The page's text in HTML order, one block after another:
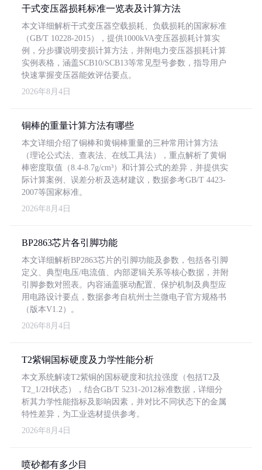
干式变压器损耗标准一览表及计算方法
本文详细解析干式变压器空载损耗、负载损耗的国家标准
（GB/T 10228-2015），提供1000kVA变压器损耗计算实
例，分步骤说明变损计算方法，并附电力变压器损耗计算
实例表格，涵盖SCB10/SCB13等常见型号参数，指导用户
快速掌握变压器能效评估要点。
2026年8月4日
铜棒的重量计算方法有哪些
本文详细介绍了铜棒和黄铜棒重量的三种常用计算方法
（理论公式法、查表法、在线工具法），重点解析了黄铜
棒密度取值（8.4-8.7g/cm³）和计算公式的差异，并提供实
际计算案例、误差分析及选材建议，数据参考GB/T 4423-
2007等国家标准。
2026年8月4日
BP2863芯片各引脚功能
本文详细解析BP2863芯片的引脚功能及参数，包括各引脚
定义、典型电压/电流值、内部逻辑关系等核心数据，并附
引脚参数对照表。内容涵盖驱动配置、保护机制及典型应
用电路设计要点，数据参考自杭州士兰微电子官方规格书
（版本V1.2）。
2026年8月4日
T2紫铜国标硬度及力学性能分析
本文系统解读T2紫铜的国标硬度和抗拉强度（包括T2及
T2_1/2H状态），结合GB/T 5231-2012标准数据，详细分
析其力学性能指标及影响因素，并对比不同状态下的金属
特性差异，为工业选材提供参考。
2026年8月4日
喷砂都有多少目